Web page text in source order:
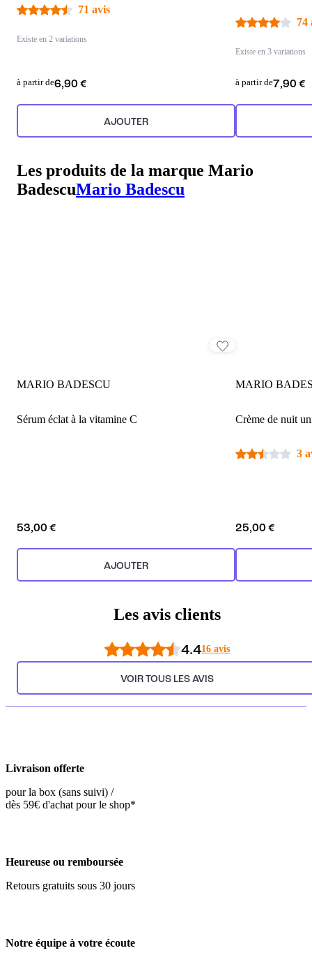
71 avis
Existe en 2 variations
à partir de6,90 €
AJOUTER
74
Existe en 3 variations
à partir de7,90 €
Les produits de la marque Mario
BadescuMario Badescu
MARIO BADESCU
Sérum éclat à la vitamine C
53,00 €
AJOUTER
MARIO
Crème de nuit
3
25,00 €
Les avis clients
4.416 avis
VOIR TOUS LES AVIS
Livraison offerte
pour la box (sans suivi) /
dès 59€ d'achat pour le shop*
Heureuse ou remboursée
Retours gratuits sous 30 jours
Notre équipe à votre écoute